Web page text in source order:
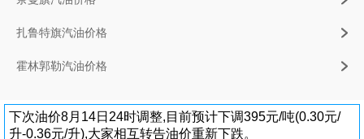
扎鲁特旗汽油价格
霍林郭勒汽油价格
下次油价8月14日24时调整,目前预计下调395元/吨(0.30元/
升-0.36元/升),大家相互转告油价重新下跌。